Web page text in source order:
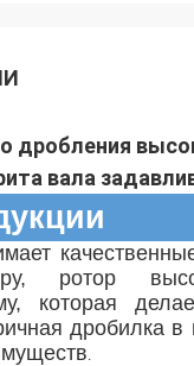
дробления
вала
ротор
которая
дробилка
.